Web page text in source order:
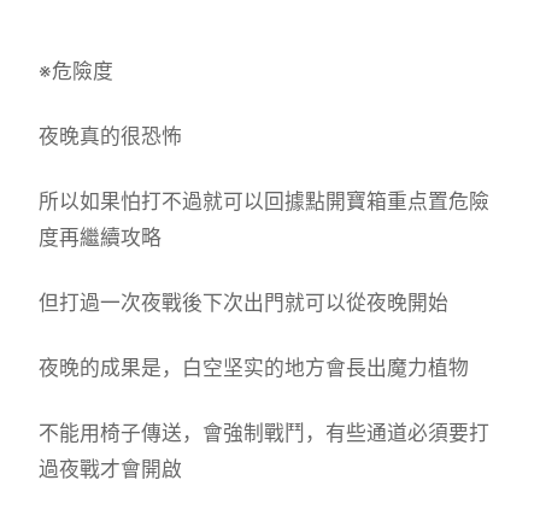
※危險度
夜晚真的很恐怖
所以如果怕打不過就可以回據點開寶箱重点置危險
度再繼續攻略
但打過一次夜戰後下次出門就可以從夜晚開始
夜晚的成果是，白空坚实的地方會長出魔力植物
不能用椅子傳送，會強制戰鬥，有些通道必須要打
過夜戰才會開啟